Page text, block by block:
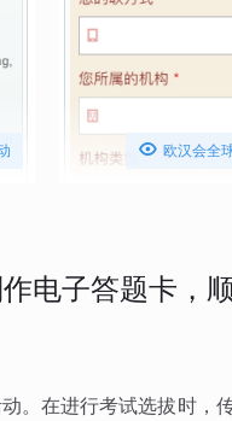
 欧汉会全
电子答题卡，
。在进行考试选拔时，